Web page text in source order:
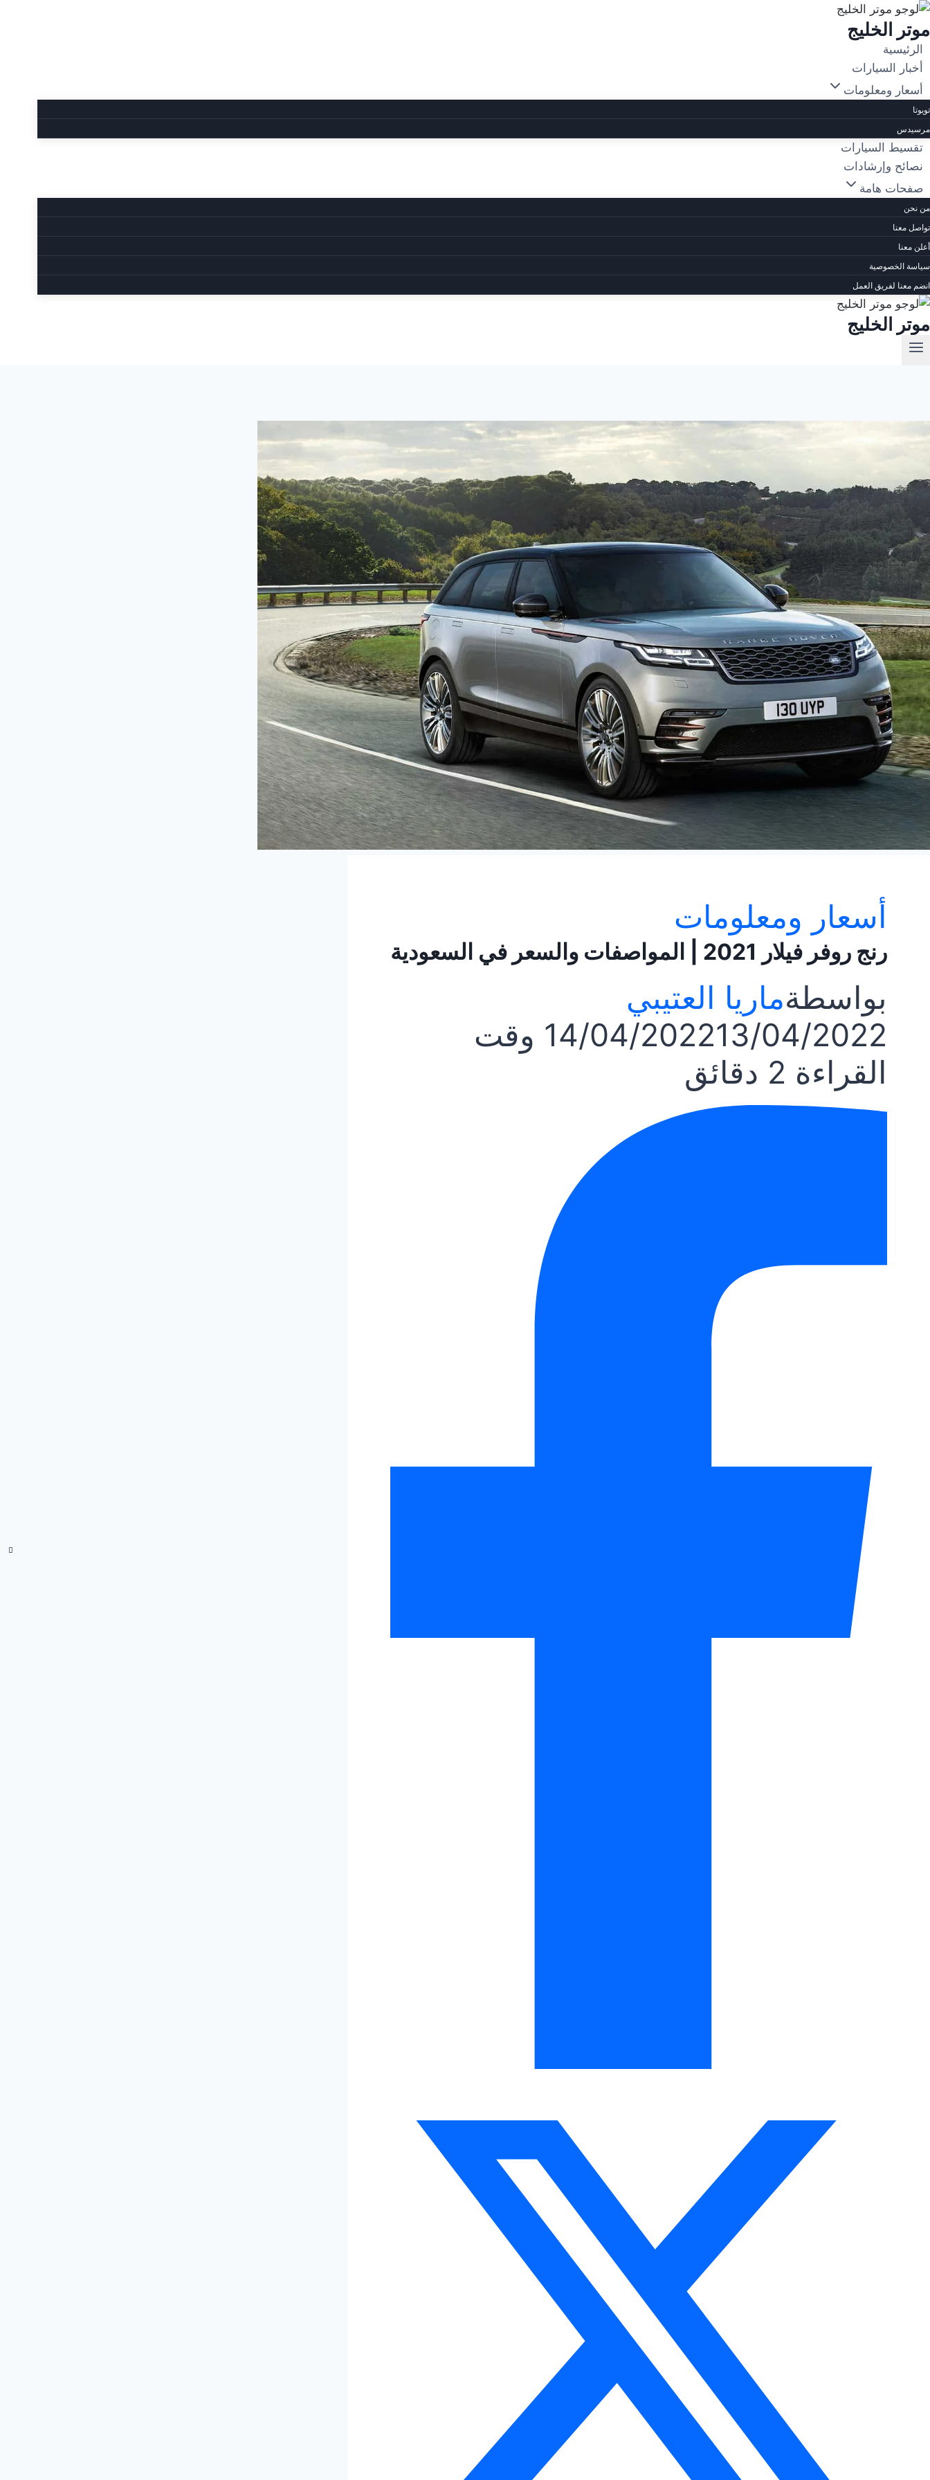
التجاوز
إلى
المحتوى
موتر الخليج
الرئيسية
أخبار السيارات
أسعار ومعلومات
تويوتا
مرسيدس
تقسيط السيارات
نصائح وإرشادات
صفحات هامة
من نحن
تواصل معنا
أعلن معنا
سياسة الخصوصية
انضم معنا لفريق العمل
موتر الخليج
أسعار ومعلومات
رنج روفر فيلار 2021 | المواصفات والسعر في السعودية
بواسطةماريا العتيبي
14/04/202213/04/2022
وقت
القراءة
دقائق